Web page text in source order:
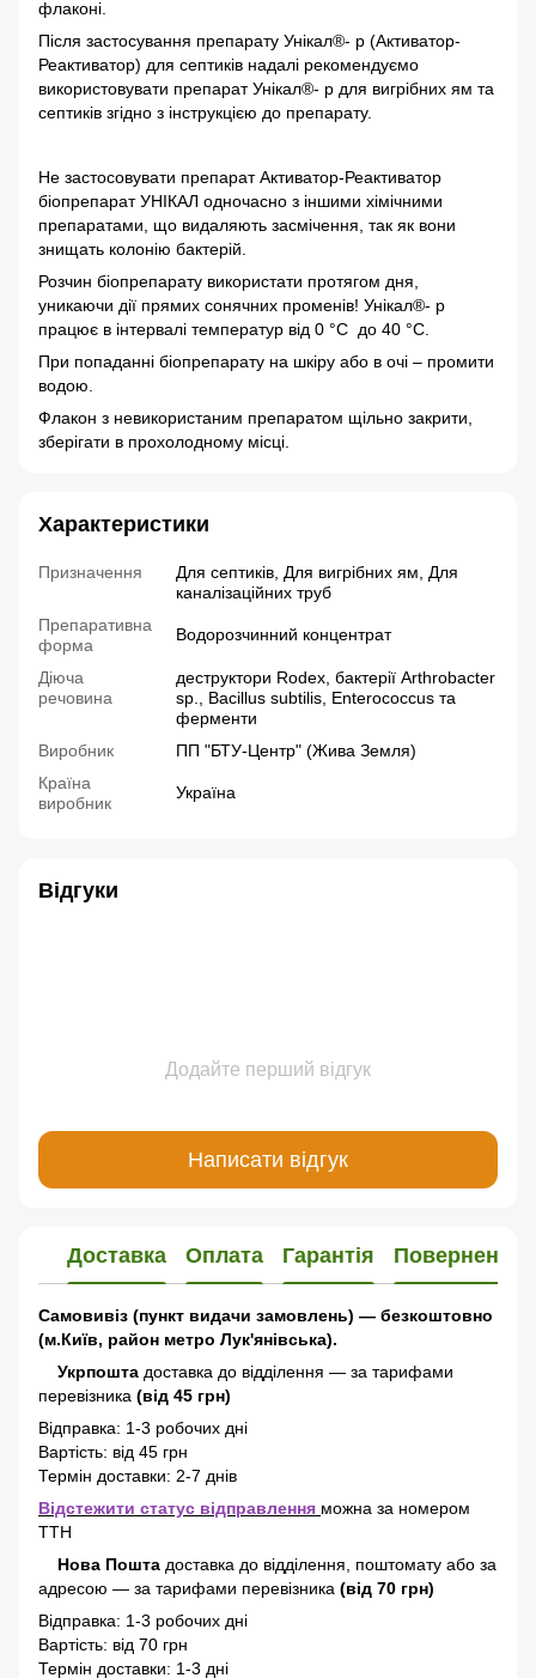
флаконі.
Після застосування препарату Унікал®- р (Активатор-
Реактиватор) для септиків надалі рекомендуємо
використовувати препарат Унікал®- р для вигрібних ям та
септиків згідно з інструкцією до препарату.
Не застосовувати препарат Активатор-Реактиватор
біопрепарат УНІКАЛ одночасно з іншими хімічними
препаратами, що видаляють засмічення, так як вони
знищать колонію бактерій.
Розчин біопрепарату використати протягом дня,
уникаючи дії прямих сонячних променів! Унікал®- р
працює в інтервалі температур від 0 °C до 40 °C.
При попаданні біопрепарату на шкіру або в очі – промити
водою.
Флакон з невикористаним препаратом щільно закрити,
зберігати в прохолодному місці.
Характеристики
Призначення
Для септиків, Для вигрібних ям, Для
каналізаційних труб
Препаративна
форма
Водорозчинний концентрат
Діюча
речовина
деструктори Rodex, бактерії Arthrobacter
sp., Bacillus subtilis, Enterococcus та
ферменти
Виробник
ПП "БТУ-Центр" (Жива Земля)
Країна
виробник
Україна
Відгуки
Додайте перший відгук
Написати відгук
Доставка Оплата Гарантія Повернення
Самовивіз (пункт видачи замовлень) — безкоштовно
(м.Київ, район метро Лук'янівська).
Укрпошта доставка до відділення — за тарифами
перевізника (від 45 грн)
Відправка: 1-3 робочих дні
Вартість: від 45 грн
Термін доставки: 2-7 днів
Відстежити статус відправлення можна за номером
ТТН
Нова Пошта доставка до відділення, поштомату або за
адресою — за тарифами перевізника (від 70 грн)
Відправка: 1-3 робочих дні
Вартість: від 70 грн
Термін доставки: 1-3 дні